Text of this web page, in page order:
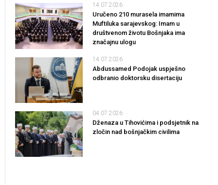
14.07.2026
Uručeno 210 murasela imamima
Muftiluka sarajevskog: Imam u
društvenom životu Bošnjaka ima
značajnu ulogu
14.07.2026
Abdussamed Podojak uspješno
odbranio doktorsku disertaciju
04.07.2026
Dženaza u Tihovićima i podsjetnik na
zločin nad bošnjačkim civilima